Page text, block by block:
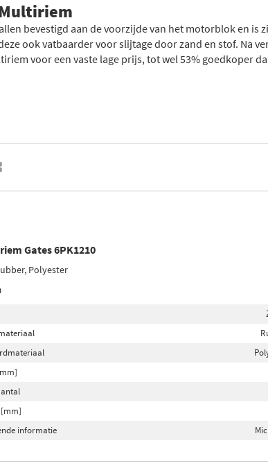
bevestigd aan de voorzijde van het motorblok en is
ook vatbaarder voor slijtage door zand en stof. Na
voor een vaste lage prijs, tot wel 53% goedkoper
Gates 6PK1210
Polyester
informatie